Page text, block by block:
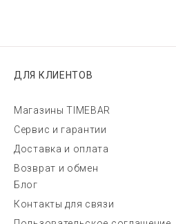
ДЛЯ КЛИЕНТОВ
Магазины TIMEBAR
Сервис и гарантии
Доставка и оплата
Возврат и обмен
Блог
Контакты для связи